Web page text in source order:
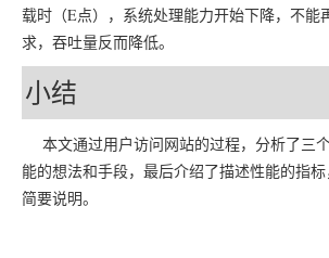
载时（E点），系统处理能力开始下降，不能
求，吞吐量反而降低。
小结
本文通过用户访问网站的过程，分析了三
能的想法和手段，最后介绍了描述性能的指
简要说明。